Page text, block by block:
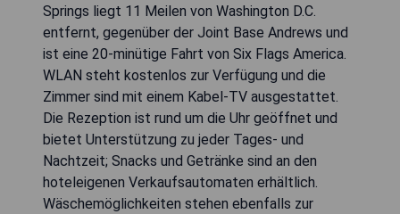
Springs liegt 11 Meilen von Washington D.C.
entfernt, gegenüber der Joint Base Andrews und
ist eine 20-minütige Fahrt von Six Flags America.
WLAN steht kostenlos zur Verfügung und die
Zimmer sind mit einem Kabel-TV ausgestattet.
Die Rezeption ist rund um die Uhr geöffnet und
bietet Unterstützung zu jeder Tages- und
Nachtzeit; Snacks und Getränke sind an den
hoteleigenen Verkaufsautomaten erhältlich.
Wäschemöglichkeiten stehen ebenfalls zur